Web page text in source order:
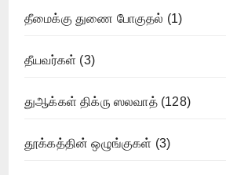
தீமைக்கு துணை போகுதல் (1)
தீயவர்கள் (3)
துஆக்கள் திக்ரு ஸலவாத்(128)
தூக்கத்தின் ஒழுங்குகள் (3)